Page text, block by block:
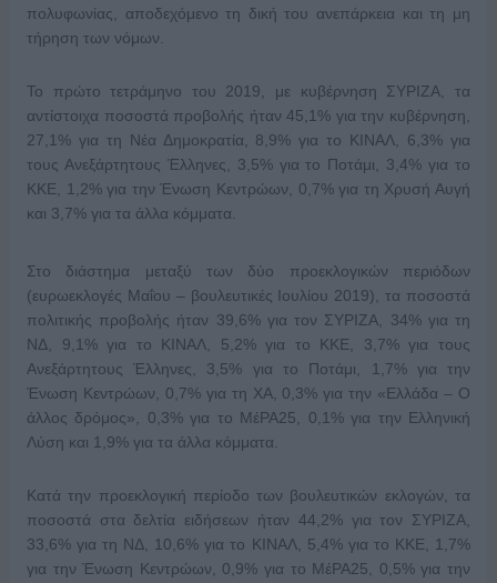
πολυφωνίας, αποδεχόμενο τη δική του ανεπάρκεια και τη μη
τήρηση των νόμων.
Το πρώτο τετράμηνο του 2019, με κυβέρνηση ΣΥΡΙΖΑ, τα
αντίστοιχα ποσοστά προβολής ήταν 45,1% για την κυβέρνηση,
27,1% για τη Νέα Δημοκρατία, 8,9% για το ΚΙΝΑΛ, 6,3% για
τους Ανεξάρτητους Έλληνες, 3,5% για το Ποτάμι, 3,4% για το
ΚΚΕ, 1,2% για την Ένωση Κεντρώων, 0,7% για τη Χρυσή Αυγή
και 3,7% για τα άλλα κόμματα.
Στο διάστημα μεταξύ των δύο προεκλογικών περιόδων
(ευρωεκλογές Μαΐου – βουλευτικές Ιουλίου 2019), τα ποσοστά
πολιτικής προβολής ήταν 39,6% για τον ΣΥΡΙΖΑ, 34% για τη
ΝΔ, 9,1% για το ΚΙΝΑΛ, 5,2% για το ΚΚΕ, 3,7% για τους
Ανεξάρτητους Έλληνες, 3,5% για το Ποτάμι, 1,7% για την
Ένωση Κεντρώων, 0,7% για τη ΧΑ, 0,3% για την «Ελλάδα – Ο
άλλος δρόμος», 0,3% για το ΜέΡΑ25, 0,1% για την Ελληνική
Λύση και 1,9% για τα άλλα κόμματα.
Κατά την προεκλογική περίοδο των βουλευτικών εκλογών, τα
ποσοστά στα δελτία ειδήσεων ήταν 44,2% για τον ΣΥΡΙΖΑ,
33,6% για τη ΝΔ, 10,6% για το ΚΙΝΑΛ, 5,4% για το ΚΚΕ, 1,7%
για την Ένωση Κεντρώων, 0,9% για το ΜέΡΑ25, 0,5% για την